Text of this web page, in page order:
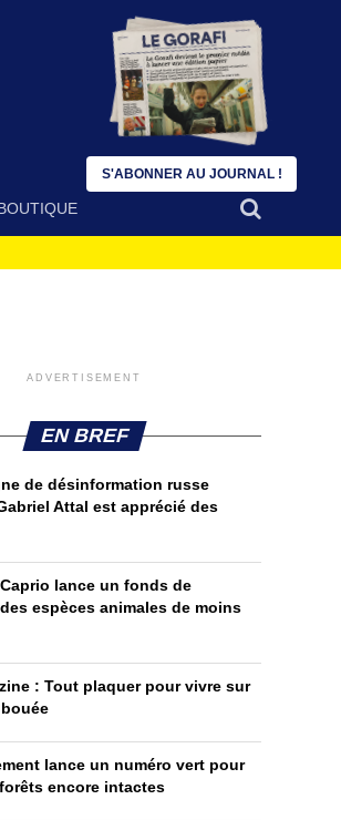
ADVERTISEMENT
EN BREF
de désinformation russe
Attal est apprécié des
lance un fonds de
espèces animales de moins
: Tout plaquer pour vivre sur
lance un numéro vert pour
encore intactes
S'ABONNER AU JOURNAL !